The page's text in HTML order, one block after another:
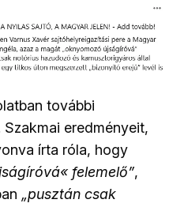
további
eredményeit,
írta róla, hogy
felemelő”,
„pusztán csak